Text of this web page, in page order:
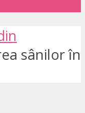
sânilor în